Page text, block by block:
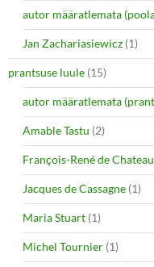
autor määratlemata
Jan Zachariasiewicz (1)
prantsuse luule (15)
autor määratlemata
Amable Tastu (2)
François-René de
Jacques de Cassagne (1)
Maria Stuart (1)
Michel Tournier (1)